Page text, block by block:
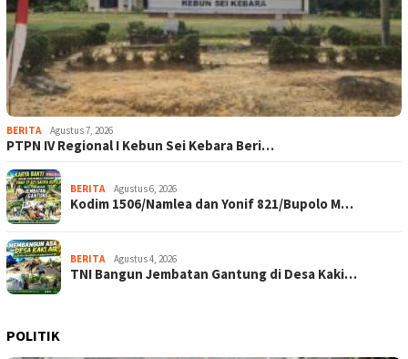
BERITA Agustus 7, 2026
PTPN IV Regional I Kebun Sei Kebara Beri…
BERITA Agustus 6, 2026
Kodim 1506/Namlea dan Yonif 821/Bupolo M…
BERITA Agustus 4, 2026
TNI Bangun Jembatan Gantung di Desa Kaki…
POLITIK